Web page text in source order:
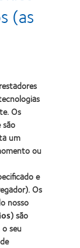
(as
Os
um
ou
e
Os
nosso
) são
seu